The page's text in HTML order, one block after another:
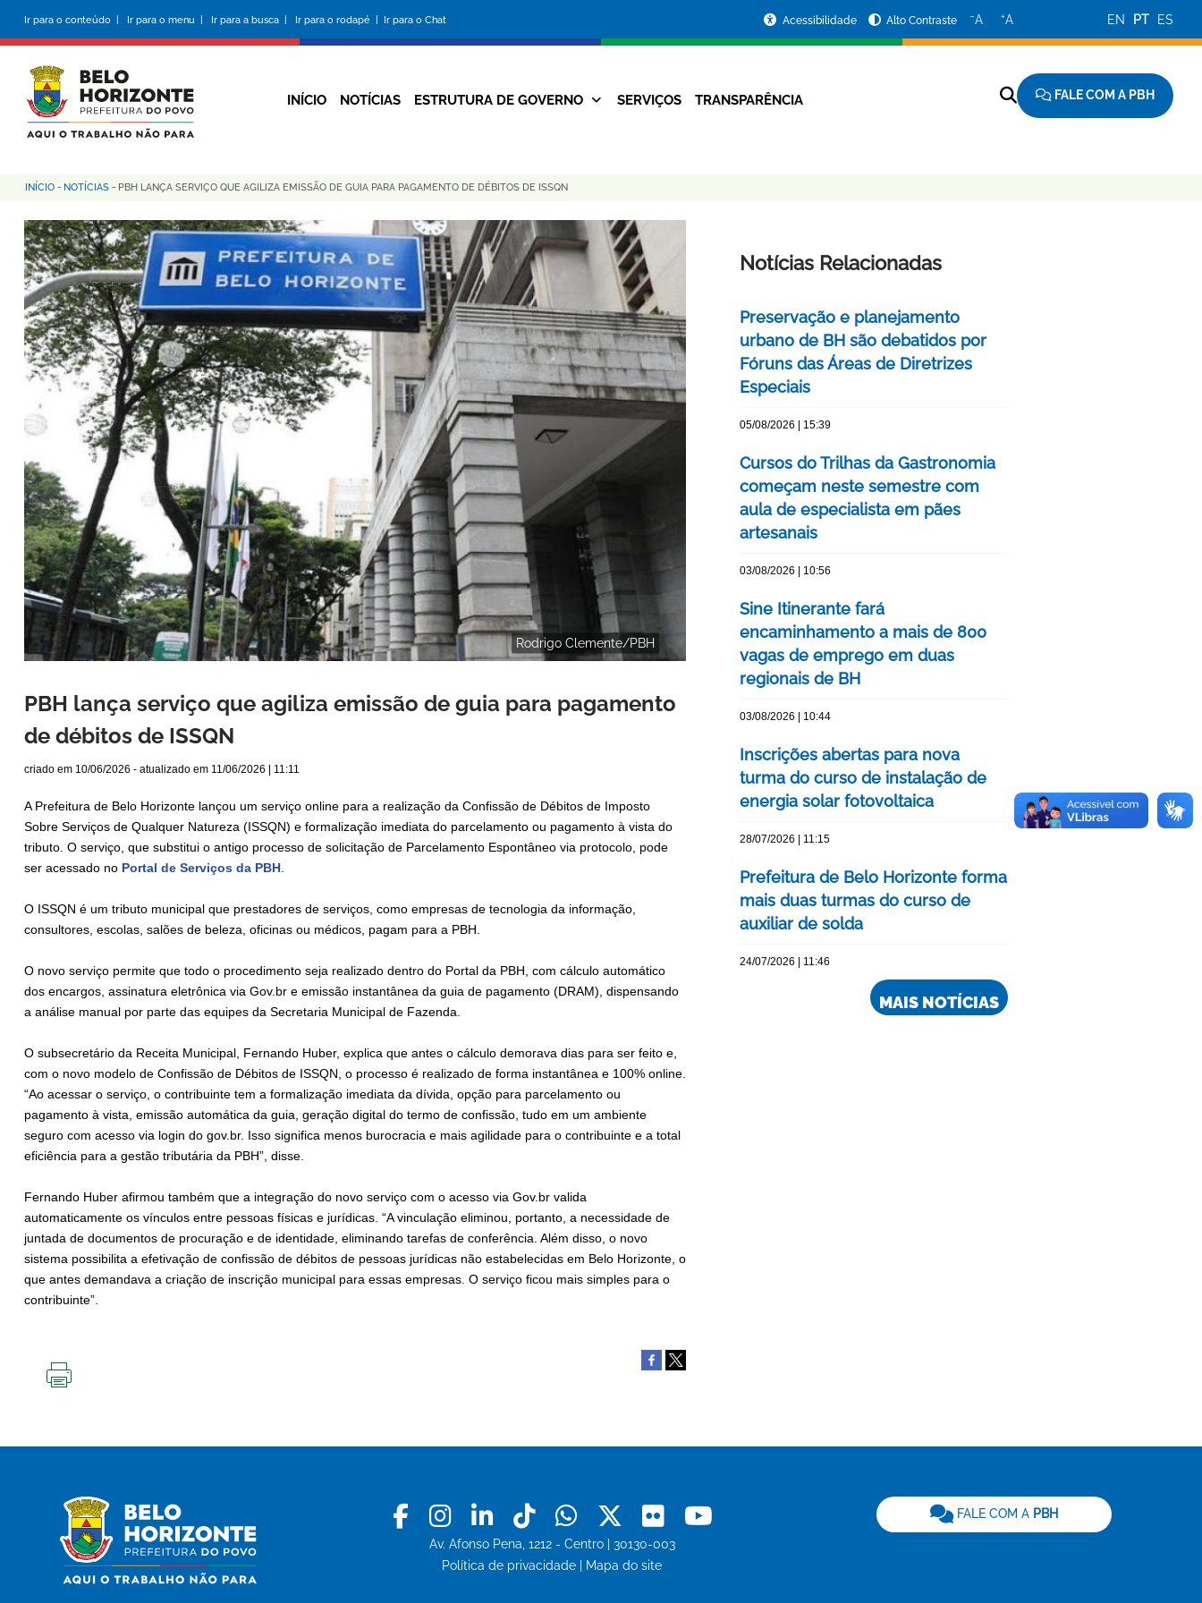
conteúdo
principal
Ir para o conteúdo | Ir para o menu | Ir para a busca | Ir para o rodapé | Ir para o Chat
da
Prefeitura
Acessibilidade Alto Contraste −A +A EN PT ES
Navegação
INÍCIO NOTÍCIAS ESTRUTURA DE GOVERNO SERVIÇOS TRANSPARÊNCIA FALE COM A PBH
Trilha
de
navegação
INÍCIO - NOTÍCIAS - PBH LANÇA SERVIÇO QUE AGILIZA EMISSÃO DE GUIA PARA PAGAMENTO DE DÉBITOS DE ISSQN
Rodrigo Clemente/PBH
PBH lança serviço que agiliza emissão de guia para pagamento
de débitos de ISSQN
criado em 10/06/2026 - atualizado em 11/06/2026 | 11:11
A Prefeitura de Belo Horizonte lançou um serviço online para a realização da Confissão de Débitos de Imposto
Sobre Serviços de Qualquer Natureza (ISSQN) e formalização imediata do parcelamento ou pagamento à vista do
tributo. O serviço, que substitui o antigo processo de solicitação de Parcelamento Espontâneo via protocolo, pode
ser acessado no Portal de Serviços da PBH.
O ISSQN é um tributo municipal que prestadores de serviços, como empresas de tecnologia da informação,
consultores, escolas, salões de beleza, oficinas ou médicos, pagam para a PBH.
O novo serviço permite que todo o procedimento seja realizado dentro do Portal da PBH, com cálculo automático
dos encargos, assinatura eletrônica via Gov.br e emissão instantânea da guia de pagamento (DRAM), dispensando
a análise manual por parte das equipes da Secretaria Municipal de Fazenda.
O subsecretário da Receita Municipal, Fernando Huber, explica que antes o cálculo demorava dias para ser feito e,
com o novo modelo de Confissão de Débitos de ISSQN, o processo é realizado de forma instantânea e 100% online.
“Ao acessar o serviço, o contribuinte tem a formalização imediata da dívida, opção para parcelamento ou
pagamento à vista, emissão automática da guia, geração digital do termo de confissão, tudo em um ambiente
seguro com acesso via login do gov.br. Isso significa menos burocracia e mais agilidade para o contribuinte e a total
eficiência para a gestão tributária da PBH”, disse.
Fernando Huber afirmou também que a integração do novo serviço com o acesso via Gov.br valida
automaticamente os vínculos entre pessoas físicas e jurídicas. “A vinculação eliminou, portanto, a necessidade de
juntada de documentos de procuração e de identidade, eliminando tarefas de conferência. Além disso, o novo
sistema possibilita a efetivação de confissão de débitos de pessoas jurídicas não estabelecidas em Belo Horizonte, o
que antes demandava a criação de inscrição municipal para essas empresas. O serviço ficou mais simples para o
contribuinte”.
Notícias Relacionadas
Preservação e planejamento
urbano de BH são debatidos por
Fóruns das Áreas de Diretrizes
Especiais
05/08/2026 | 15:39
Cursos do Trilhas da Gastronomia
começam neste semestre com
aula de especialista em pães
artesanais
03/08/2026 | 10:56
Sine Itinerante fará
encaminhamento a mais de 800
vagas de emprego em duas
regionais de BH
03/08/2026 | 10:44
Inscrições abertas para nova
turma do curso de instalação de
energia solar fotovoltaica
28/07/2026 | 11:15
Prefeitura de Belo Horizonte forma
mais duas turmas do curso de
auxiliar de solda
24/07/2026 | 11:46
MAIS NOTÍCIAS
Facebook
Instagram
LinkedinTiktokWhatsapp
X Flickr
Av. Afonso Pena, 1212 - Centro | 30130-003
Política de privacidade
Mapa do site
FALE COM A PBH